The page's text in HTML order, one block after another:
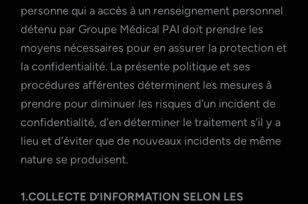
protection
personnels
personne qui a accès à un renseignement personnel
détenu par Groupe Médical PAI doit prendre les
moyens nécessaires pour en assurer la protection et
la confidentialité. La présente politique et ses
procédures afférentes déterminent les mesures à
prendre pour diminuer les risques d’un incident de
confidentialité, d’en déterminer le traitement s’il y a
lieu et d’éviter que de nouveaux incidents de même
nature se produisent.
1.COLLECTE D’INFORMATION SELON LES